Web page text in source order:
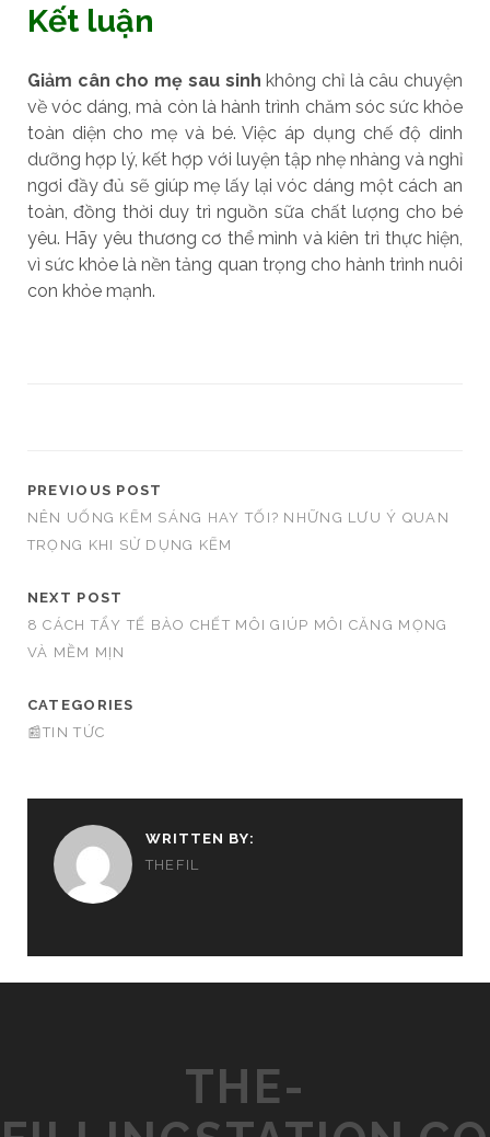
Kết luận
Giảm cân cho mẹ sau sinh không chỉ là câu chuyện
về vóc dáng, mà còn là hành trình chăm sóc sức khỏe
toàn diện cho mẹ và bé. Việc áp dụng chế độ dinh
dưỡng hợp lý, kết hợp với luyện tập nhẹ nhàng và nghỉ
ngơi đầy đủ sẽ giúp mẹ lấy lại vóc dáng một cách an
toàn, đồng thời duy trì nguồn sữa chất lượng cho bé
yêu. Hãy yêu thương cơ thể mình và kiên trì thực hiện,
vì sức khỏe là nền tảng quan trọng cho hành trình nuôi
con khỏe mạnh.
PREVIOUS POST
NÊN UỐNG KẼM SÁNG HAY TỐI? NHỮNG LƯU Ý QUAN
TRỌNG KHI SỬ DỤNG KẼM
NEXT POST
8 CÁCH TẨY TẾ BÀO CHẾT MÔI GIÚP MÔI CĂNG MỌNG
VÀ MỀM MỊN
CATEGORIES
📰TIN TỨC
WRITTEN BY:
THEFIL
THE-